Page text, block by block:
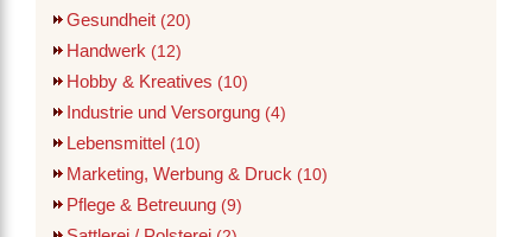
Gesundheit (20)
Handwerk (12)
Hobby & Kreatives (10)
Industrie und Versorgung (4)
Lebensmittel (10)
Marketing, Werbung & Druck (10)
Pflege & Betreuung (9)